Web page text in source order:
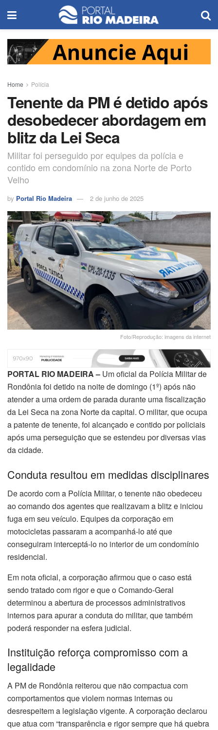
Home Polícia
Tenente da PM é detido após
desobedecer abordagem em
blitz da Lei Seca
Militar foi perseguido por equipes da polícia e
contido em condomínio na zona Norte de Porto
Velho
by Portal Rio Madeira 2 de junho de 2025
Foto/Reprodução: imagens da internet
PORTAL RIO MADEIRA – Um oficial da Polícia Militar de
Rondônia foi detido na noite de domingo (1º) após não
atender a uma ordem de parada durante uma fiscalização
da Lei Seca na zona Norte da capital. O militar, que ocupa
a patente de tenente, foi alcançado e contido por policiais
após uma perseguição que se estendeu por diversas vias
da cidade.
Conduta resultou em medidas disciplinares
De acordo com a Polícia Militar, o tenente não obedeceu
ao comando dos agentes que realizavam a blitz e iniciou
fuga em seu veículo. Equipes da corporação em
motocicletas passaram a acompanhá-lo até que
conseguiram interceptá-lo no interior de um condomínio
residencial.
Em nota oficial, a corporação afirmou que o caso está
sendo tratado com rigor e que o Comando-Geral
determinou a abertura de processos administrativos
internos para apurar a conduta do militar, que também
poderá responder na esfera judicial.
Instituição reforça compromisso com a
legalidade
A PM de Rondônia reiterou que não compactua com
comportamentos que violem normas internas ou
desrespeitem a legislação vigente. A corporação declarou
que atua com “transparência e rigor sempre que há quebra